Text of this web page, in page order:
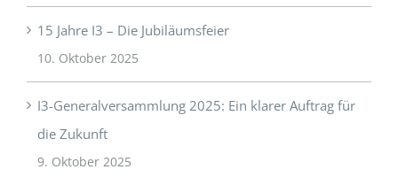
15 Jahre I3 – Die Jubiläumsfeier
10. Oktober 2025
I3-Generalversammlung 2025: Ein klarer Auftrag für
die Zukunft
9. Oktober 2025